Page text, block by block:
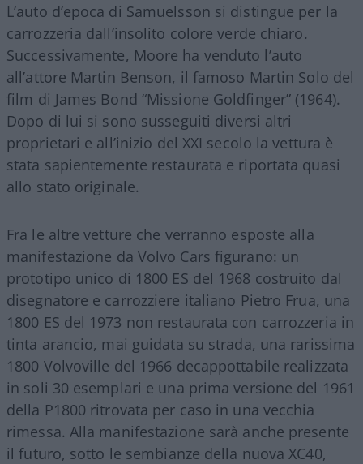
L’auto d’epoca di Samuelsson si distingue per la
carrozzeria dall’insolito colore verde chiaro.
Successivamente, Moore ha venduto l’auto
all’attore Martin Benson, il famoso Martin Solo del
film di James Bond “Missione Goldfinger” (1964).
Dopo di lui si sono susseguiti diversi altri
proprietari e all’inizio del XXI secolo la vettura è
stata sapientemente restaurata e riportata quasi
allo stato originale.
Fra le altre vetture che verranno esposte alla
manifestazione da Volvo Cars figurano: un
prototipo unico di 1800 ES del 1968 costruito dal
disegnatore e carrozziere italiano Pietro Frua, una
1800 ES del 1973 non restaurata con carrozzeria in
tinta arancio, mai guidata su strada, una rarissima
1800 Volvoville del 1966 decappottabile realizzata
in soli 30 esemplari e una prima versione del 1961
della P1800 ritrovata per caso in una vecchia
rimessa. Alla manifestazione sarà anche presente
il futuro, sotto le sembianze della nuova XC40,